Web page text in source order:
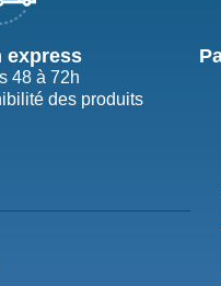
express
48 à 72h
des produits